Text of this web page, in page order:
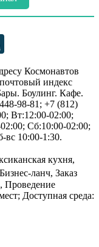
Космонавтов
индекс
Боулинг. Кафе.
98-81; +7 (812)
Вт:12:00-02:00;
Сб:10:00-02:00;
вс 10:00-1:30.
кухня,
ланч, Заказ
Проведение
Доступная среда: